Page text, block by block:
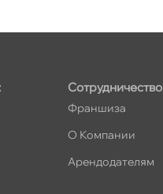
Сотрудничество
Франшиза
О Компании
Арендодателям